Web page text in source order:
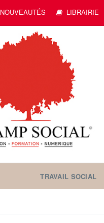
NOUVEAUTÉS LIBRAIRIE
TRAVAIL SOCIAL